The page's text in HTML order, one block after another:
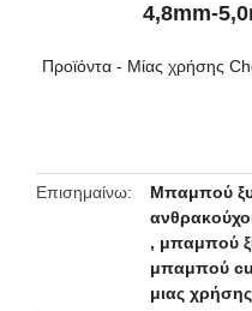
4,8mm-
Προϊόντα- Μίας χρήσης
Επισημαίνω
Μπαμπού
, μπαμπού
μπαμπού
μιας χρήσης